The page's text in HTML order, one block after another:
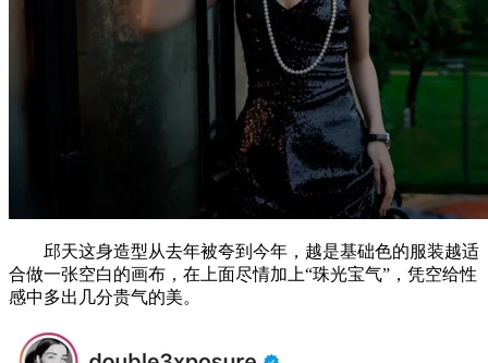
邱天这身造型从去年被夸到今年，越是基础色的服装越适
合做一张空白的画布，在上面尽情加上“珠光宝气”，凭空给性
感中多出几分贵气的美。